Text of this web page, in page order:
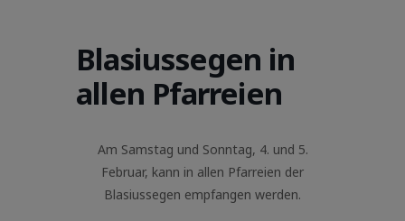
Blasiussegen in
allen Pfarreien
Am Samstag und Sonntag, 4. und 5.
Februar, kann in allen Pfarreien der
Blasiussegen empfangen werden.